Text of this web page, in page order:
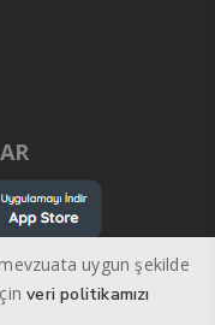
uygun şekilde
veri politikamızı